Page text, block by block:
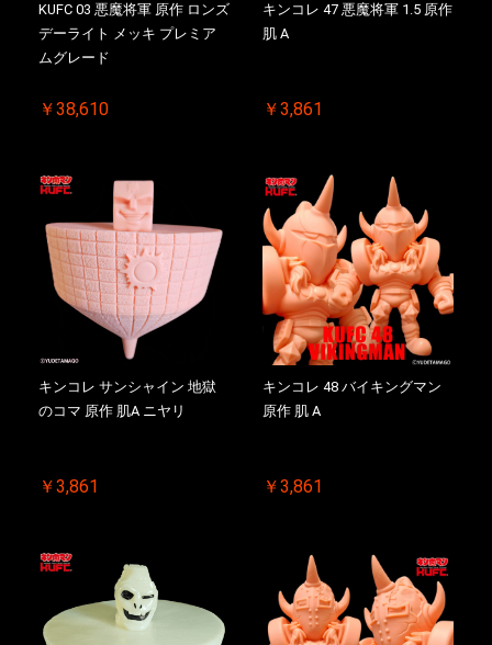
KUFC 03 悪魔将軍 原作 ロンズ
デーライト メッキ プレミア
ムグレード
￥38,610
キンコレ 47 悪魔将軍 1.5 原作
肌 A
￥3,861
キンコレ サンシャイン 地獄
のコマ 原作 肌A ニヤリ
￥3,861
キンコレ 48 バイキングマン
原作 肌 A
￥3,861